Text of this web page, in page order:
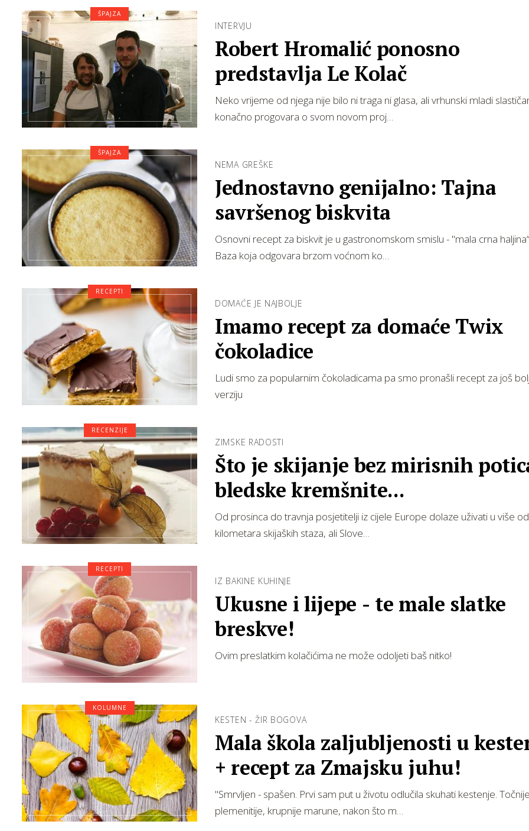
INTERVJU
Robert Hromalić ponosno
predstavlja Le Kolač
Neko vrijeme od njega nije bilo ni traga ni glasa, ali vrhunski mladi
konačno progovara o svom novom proj…
ŠPAJZA
NEMA GREŠKE
Jednostavno genijalno: Tajna
savršenog biskvita
Osnovni recept za biskvit je u gastronomskom smislu - "mala crna
Baza koja odgovara brzom voćnom ko…
ŠPAJZA
DOMAĆE JE NAJBOLJE
Imamo recept za domaće Twix
čokoladice
Ludi smo za popularnim čokoladicama pa smo pronašli recept za još
verziju
RECEPTI
ZIMSKE RADOSTI
Što je skijanje bez mirisnih
bledske kremšnite...
Od prosinca do travnja posjetitelji iz cijele Europe dolaze uživati u više
kilometara skijaških staza, ali Slove…
RECENZIJE
IZ BAKINE KUHINJE
Ukusne i lijepe - te male slatke
breskve!
Ovim preslatkim kolačićima ne može odoljeti baš nitko!
RECEPTI
KESTEN - ŽIR BOGOVA
Mala škola zaljubljenosti u
+ recept za Zmajsku juhu!
"Smrvljen - spašen. Prvi sam put u životu odlučila skuhati kestenje.
plemenitije, krupnije marune, nakon što m…
KOLUMNE